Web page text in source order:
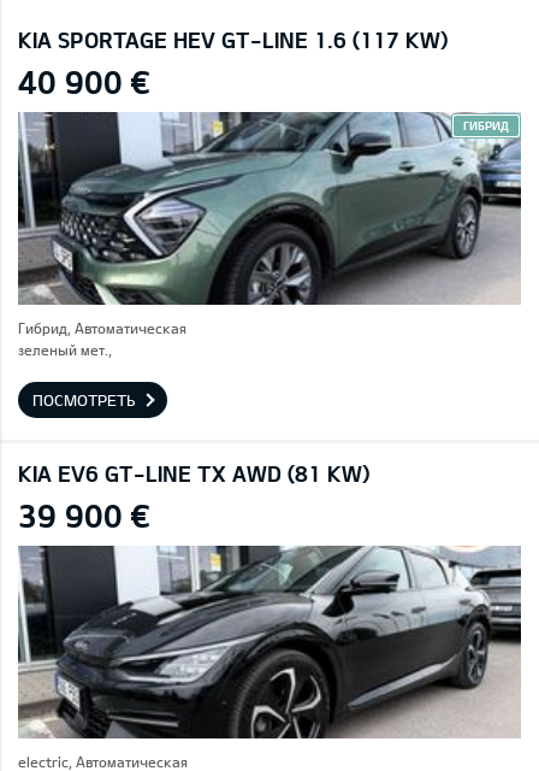
KIA SPORTAGE HEV GT-LINE 1.6 (117 KW)
40 900 €
ГИБРИД
Гибрид, Автоматическая
зеленый мет.,
ПОСМОТРЕТЬ
KIA EV6 GT-LINE TX AWD (81 KW)
39 900 €
electric, Автоматическая